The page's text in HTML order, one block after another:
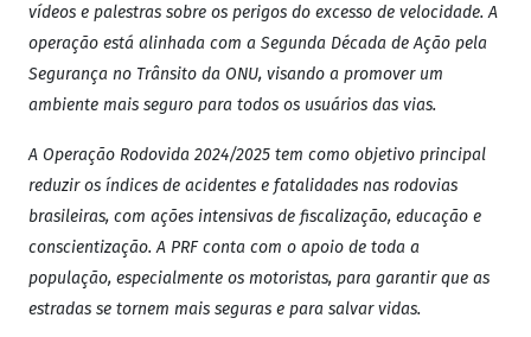
vídeos e palestras sobre os perigos do excesso de velocidade. A
operação está alinhada com a Segunda Década de Ação pela
Segurança no Trânsito da ONU, visando a promover um
ambiente mais seguro para todos os usuários das vias.
A Operação Rodovida 2024/2025 tem como objetivo principal
reduzir os índices de acidentes e fatalidades nas rodovias
brasileiras, com ações intensivas de fiscalização, educação e
conscientização. A PRF conta com o apoio de toda a
população, especialmente os motoristas, para garantir que as
estradas se tornem mais seguras e para salvar vidas.